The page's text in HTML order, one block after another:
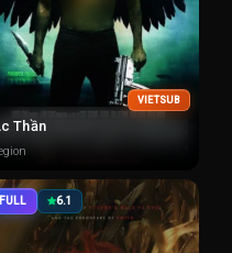
VIETSUB
Thần
FULL 6.1